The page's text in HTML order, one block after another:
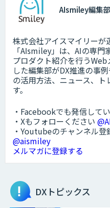
AIsmiley編集部
株式会社アイスマイリーが
「AIsmiley」は、AIの専
プロダクト紹介を行う
した編集部がDX推進の事
の活用方法、ニュース、
す。
・Facebookでも発信して
・Xもフォローください
・Youtubeのチャンネル
@aismiley
メルマガに登録する
DXトピックス